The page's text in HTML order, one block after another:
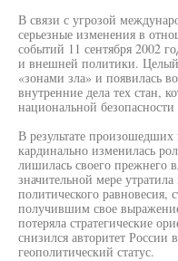
В связи с угрозой
серьезные изменения в
событий 11 сентября 2002
и внешней политики.
«зонами зла» и появилась
внутренние дела тех стан,
национальной безопасности
В результате
кардинально изменилась
лишилась своего прежнего
значительной мере
политического равновесия,
получившим свое
потеряла стратегические
снизился авторитет
геополитический статус.